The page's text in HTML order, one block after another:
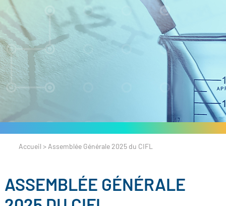
Accueil > Assemblée Générale 2025 du CIFL
ASSEMBLÉE GÉNÉRALE